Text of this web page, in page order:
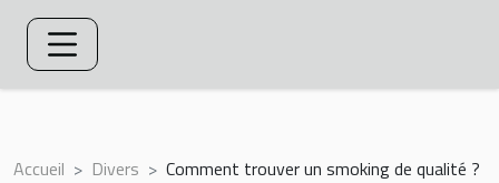
Accueil Divers Comment trouver un smoking de qualité ?